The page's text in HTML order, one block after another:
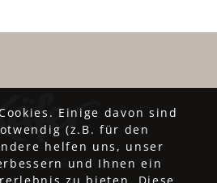
Einige davon sind
(z.B. für den
helfen uns, unser
und Ihnen ein